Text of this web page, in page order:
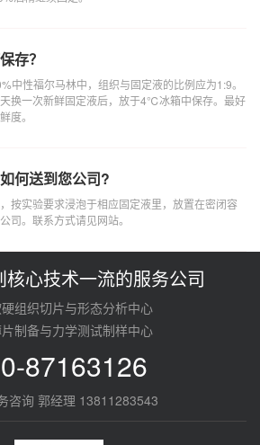
存？
中性福尔马林中，组织与固定液的比例应为1:9。
换一次新鲜固定液后，放于4℃冰箱中保存。最好
度。
何送到您公司?
按实验要求浸泡于相应固定液里，放置在密闭容
司。联系方式请见网站。
核心技术一流的服务公司
组织切片与形态分析中心
制备与力学测试制样中心
87163126
咨询 郭经理 13811283543